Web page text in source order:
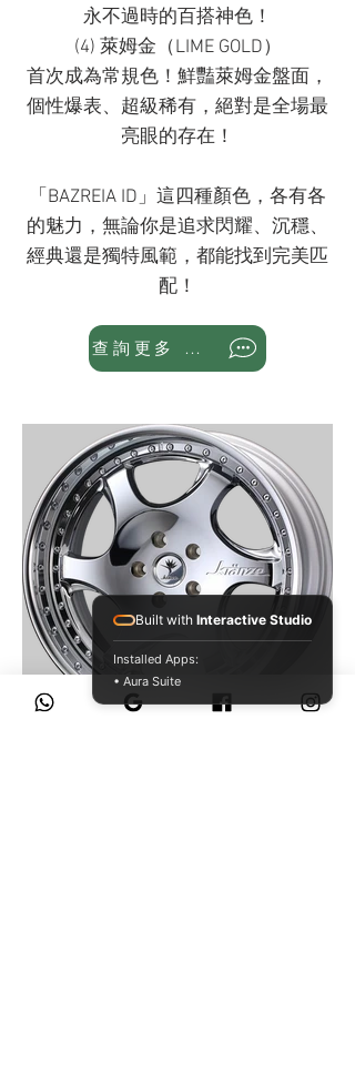
永不過時的百搭神色！
(4) 萊姆金（LIME GOLD）
首次成為常規色！鮮豔萊姆金盤面，
個性爆表、超級稀有，絕對是全場最
亮眼的存在！
「BAZREIA ID」這四種顏色，各有各
的魅力，無論你是追求閃耀、沉穩、
經典還是獨特風範，都能找到完美匹
配！
查詢更多 WhatsApp
Built with Interactive Studio
Installed Apps:
• Aura Suite